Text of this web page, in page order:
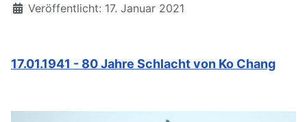
Details
Veröffentlicht: 17. Januar 2021
17.01.1941 - 80 Jahre Schlacht von Ko Chang